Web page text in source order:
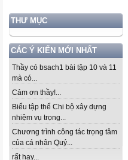
THƯ MỤC
CÁC Ý KIẾN MỚI NHẤT
Thầy có bsach1 bài tập 10 và 11
mà có...
Cảm ơn thầy!...
Biểu tập thể Chi bộ xây dựng
nhiệm vụ trọng...
Chương trình công tác trọng tâm
của cá nhân Quý...
rất hay...